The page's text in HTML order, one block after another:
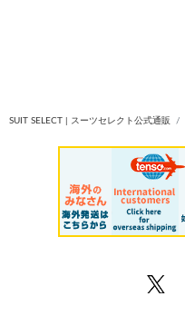
SUIT SELECT | スーツセレクト公式通販